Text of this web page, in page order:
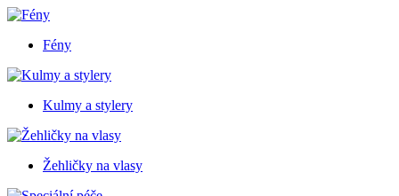
Fény
Kulmy a stylery
Žehličky na vlasy